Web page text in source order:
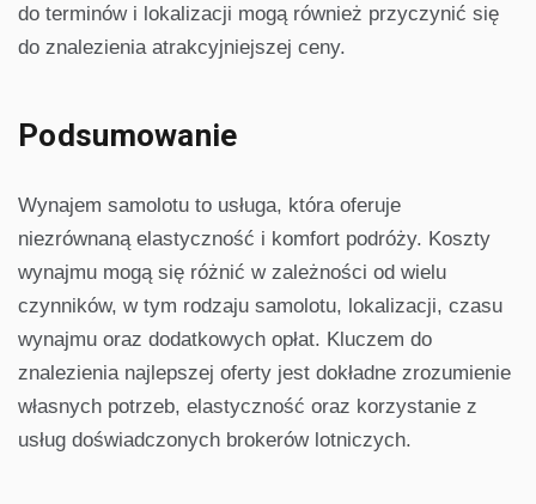
do terminów i lokalizacji mogą również przyczynić się
do znalezienia atrakcyjniejszej ceny.
Podsumowanie
Wynajem samolotu to usługa, która oferuje
niezrównaną elastyczność i komfort podróży. Koszty
wynajmu mogą się różnić w zależności od wielu
czynników, w tym rodzaju samolotu, lokalizacji, czasu
wynajmu oraz dodatkowych opłat. Kluczem do
znalezienia najlepszej oferty jest dokładne zrozumienie
własnych potrzeb, elastyczność oraz korzystanie z
usług doświadczonych brokerów lotniczych.